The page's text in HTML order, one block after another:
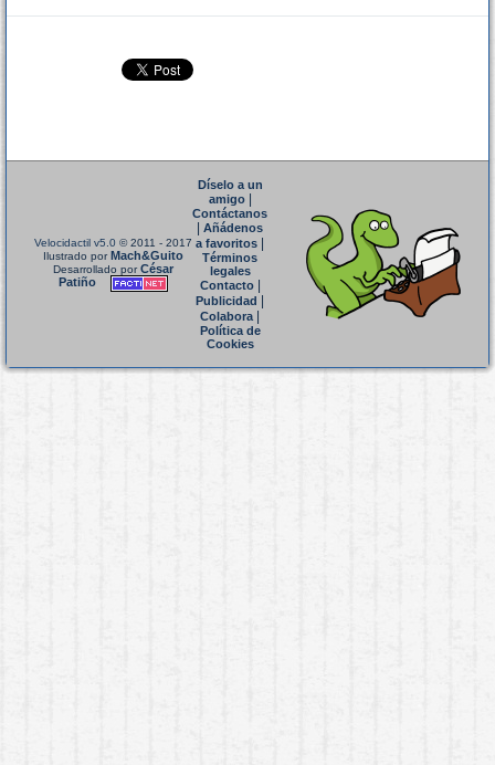
Velocidactil v5.0 © 2011 - 2017
Ilustrado porMach&Guito
Desarrollado porCésar
Patiño
Díselo a un
amigo|
Contáctanos
Añádenos
a favoritos
Términos
legales
Contacto|
Publicidad
Colabora|
Política de
Cookies